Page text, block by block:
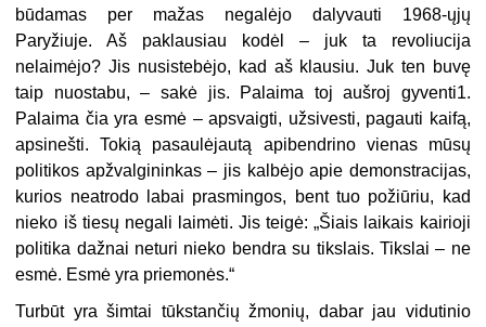
būdamas per mažas negalėjo dalyvauti 1968-ųjų
Paryžiuje. Aš paklausiau kodėl – juk ta revoliucija
nelaimėjo? Jis nusistebėjo, kad aš klausiu. Juk ten buvę
taip nuostabu, – sakė jis. Palaima toj aušroj gyventi1.
Palaima čia yra esmė – apsvaigti, užsivesti, pagauti kaifą,
apsinešti. Tokią pasaulėjautą apibendrino vienas mūsų
politikos apžvalgininkas – jis kalbėjo apie demonstracijas,
kurios neatrodo labai prasmingos, bent tuo požiūriu, kad
nieko iš tiesų negali laimėti. Jis teigė: „Šiais laikais kairioji
politika dažnai neturi nieko bendra su tikslais. Tikslai – ne
esmė. Esmė yra priemonės.“
Turbūt yra šimtai tūkstančių žmonių, dabar jau vidutinio